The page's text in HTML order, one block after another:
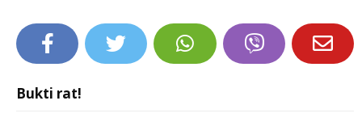
Bukti rat!